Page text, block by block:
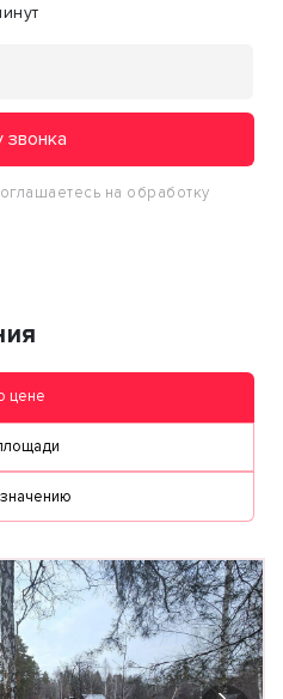
на обработку
цене